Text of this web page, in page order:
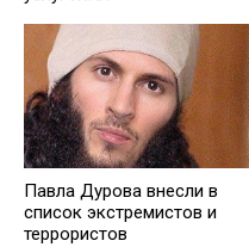
Павла Дурова внесли в
список экстремистов и
террористов